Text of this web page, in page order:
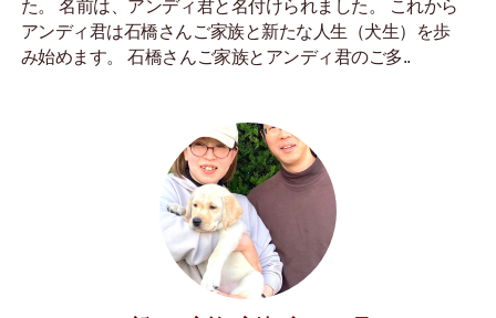
た。 名前は、アンディ君と名付けられました。 これから
アンディ君は石橋さんご家族と新たな人生（犬生）を歩
み始めます。 石橋さんご家族とアンディ君のご多..